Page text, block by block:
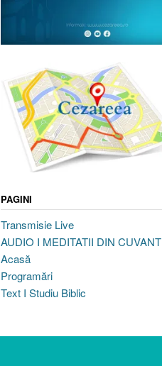
PAGINI
Transmisie Live
AUDIO I MEDITATII DIN CUVANT
Acasă
Programări
Text I Studiu Biblic